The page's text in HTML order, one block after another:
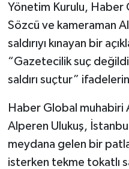
Yönetim Kurulu, Haber
Sözcü ve kameraman
saldırıyı kınayan bir
“Gazetecilik suç
saldırı suçtur”
Haber Global muhabiri
Alperen Ulukuş,
meydana gelen bir
isterken tekme tokatlı
Hasköy
Korkut
Malazgirt
Varto